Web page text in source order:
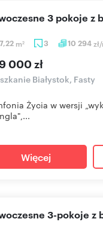
m2 3 10 294
3 pokoje
000 zł
Białystok, Fasty
Życia w wersji
Więcej
3-pokoje